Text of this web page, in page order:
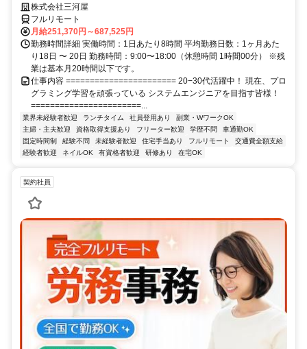
株式会社三河屋
フルリモート
月給251,370円～687,525円
勤務時間詳細 実働時間：1日あたり8時間 平均勤務日数：1ヶ月あた
り18日 〜 20日 勤務時間：9:00〜18:00（休憩時間 1時間00分） ※残
業は基本月20時間以下です。
仕事内容 ======================= 20−30代活躍中！ 現在、プロ
グラミング学習を頑張っている システムエンジニアを目指す皆様！
=======================...
業界未経験者歓迎 ランチタイム 社員登用あり
副業・WワークOK
主婦・主夫歓迎
資格取得支援あり フリーター歓迎 学歴不問
車通勤OK
固定時間制
経験不問 未経験者歓迎 住宅手当あり フルリモート
交通費全額支給
経験者歓迎
ネイルOK 有資格者歓迎 研修あり 在宅OK
契約社員